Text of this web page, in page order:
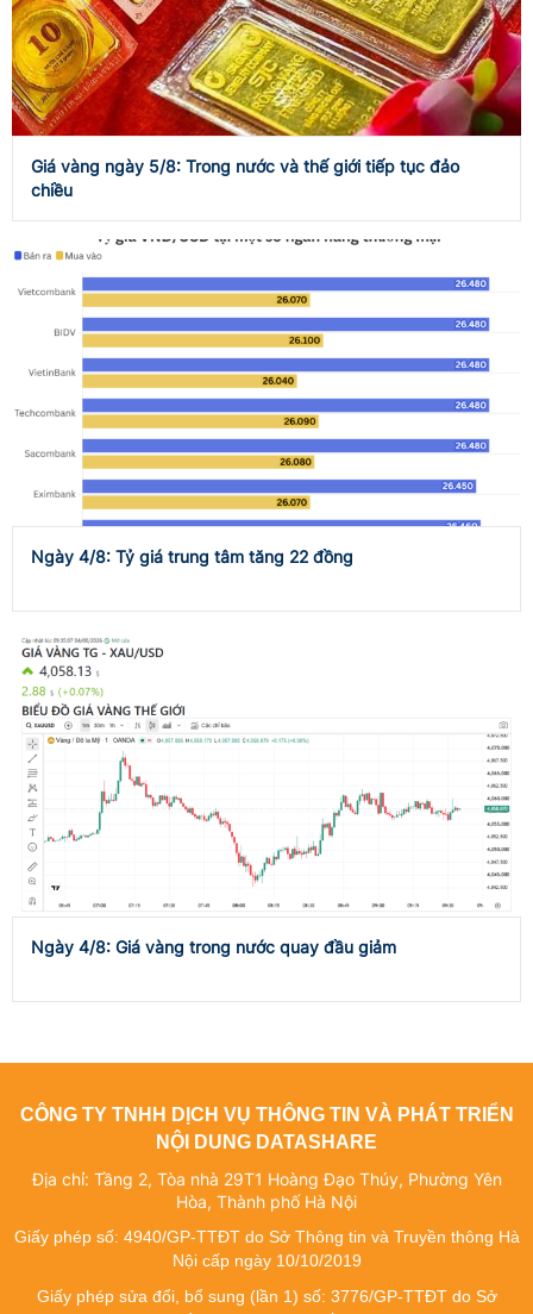
Giá vàng ngày 5/8: Trong nước và thế giới tiếp tục đảo
chiều
Ngày 4/8: Tỷ giá trung tâm tăng 22 đồng
Ngày 4/8: Giá vàng trong nước quay đầu giảm
CÔNG TY TNHH DỊCH VỤ THÔNG TIN VÀ PHÁT TRIỂN
NỘI DUNG DATASHARE
Địa chỉ: Tầng 2, Tòa nhà 29T1 Hoàng Đạo Thúy, Phường Yên
Hòa, Thành phố Hà Nội
Giấy phép số: 4940/GP-TTĐT do Sở Thông tin và Truyền thông Hà
Nội cấp ngày 10/10/2019
Giấy phép sửa đổi, bổ sung (lần 1) số: 3776/GP-TTĐT do Sở